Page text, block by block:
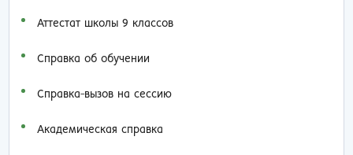
Аттестат школы 9 классов
Справка об обучении
Справка-вызов на сессию
Академическая справка